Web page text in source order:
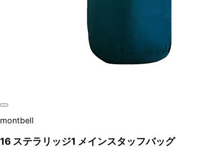
montbell
16 ステラリッジ1 メインスタッフバッグ